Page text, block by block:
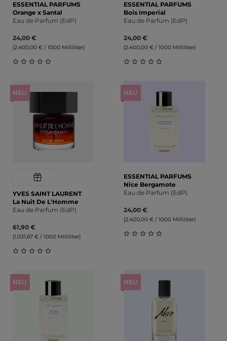
ESSENTIAL PARFUMS
Orange x Santal
Eau de Parfum (EdP)
24,00 €
(2.400,00 € / 1000 Milliliter)
ESSENTIAL PARFUMS
Bois Imperial
Eau de Parfum (EdP)
24,00 €
(2.400,00 € / 1000 Milliliter)
NEU
YVES SAINT LAURENT
La Nuit De L'Homme
Eau de Parfum (EdP)
61,90 €
(1.031,67 € / 1000 Milliliter)
NEU
ESSENTIAL PARFUMS
Nice Bergamote
Eau de Parfum (EdP)
24,00 €
(2.400,00 € / 1000 Milliliter)
NEU NEU